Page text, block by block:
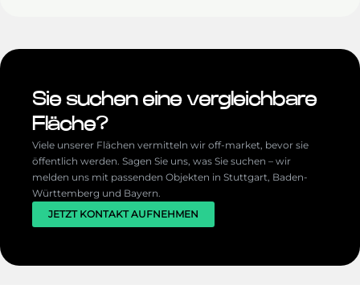
Sie suchen eine vergleichbare
Fläche?
Viele unserer Flächen vermitteln wir off-market, bevor sie
öffentlich werden. Sagen Sie uns, was Sie suchen – wir
melden uns mit passenden Objekten in Stuttgart, Baden-
Württemberg und Bayern.
JETZT KONTAKT AUFNEHMEN